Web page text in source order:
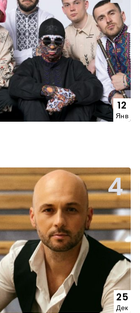
12
Янв
25
Дек